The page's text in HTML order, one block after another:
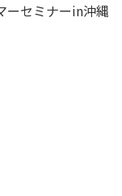
ーセミナーin沖縄